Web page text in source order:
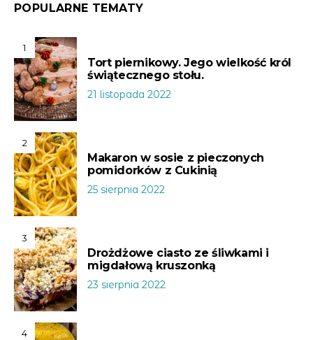
POPULARNE TEMATY
1
Tort piernikowy. Jego wielkość król
świątecznego stołu.
21 listopada 2022
2
Makaron w sosie z pieczonych
pomidorków z Cukinią
25 sierpnia 2022
3
Drożdżowe ciasto ze śliwkami i
migdałową kruszonką
23 sierpnia 2022
4